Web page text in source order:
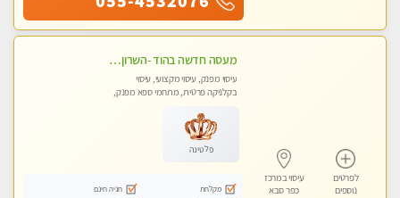
לפרטים
נוספים
עיסוי במרכז
כפר סבא
מעסה חדשה בהוד -השרון כל סוגי העיסויים מעסה מקצועית ואיכותית פרטי!!!מומלץ לחלוטין!!
עיסוי מפנק, עיסוי מקצועי, עיסוי
בקלניקה פרטית, מתחמי ספא מפנק,
פלטינה
מקלחת
חניה חינם